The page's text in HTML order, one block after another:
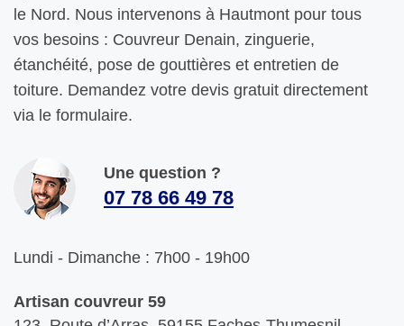
le Nord. Nous intervenons à Hautmont pour tous
vos besoins : Couvreur Denain, zinguerie,
étanchéité, pose de gouttières et entretien de
toiture. Demandez votre devis gratuit directement
via le formulaire.
Une question ?
07 78 66 49 78
Lundi - Dimanche : 7h00 - 19h00
Artisan couvreur 59